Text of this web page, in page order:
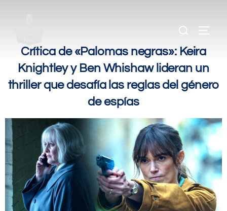
Crítica de «Palomas negras»: Keira
Knightley y Ben Whishaw lideran un
thriller que desafía las reglas del género
de espías